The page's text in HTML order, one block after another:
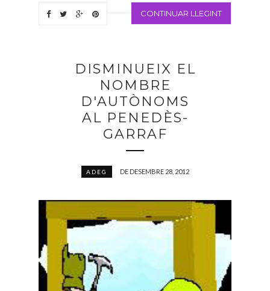
CONTINUAR LLEGINT
DISMINUEIX EL
NOMBRE
D'AUTÒNOMS
AL PENEDÈS-
GARRAF
ADEG DE DESEMBRE 28, 2012